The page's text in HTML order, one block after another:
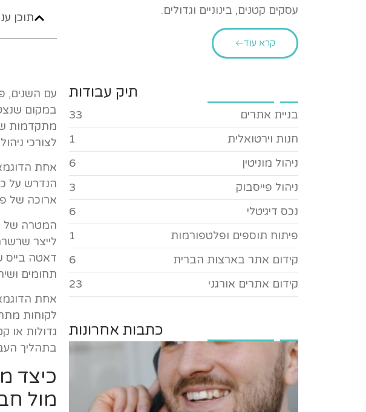
תוכן
עם השנים,
במקום
מתקדמות
לצורכי
הנדרש על
ארוכה של
המטרה של
לייצר
תחומים
אחת
לקוחות
בתהליך
מול
עסקים קטנים, בינוניים וגדולים.
קרא עוד
תיק עבודות
בניית אתרים
33
חנות וירטואלית
1
ניהול מוניטין
6
ניהול פייסבוק
3
נכס דיגיטלי
6
פיתוח תוספים ופלטפורמות
1
קידום אתר בארצות הברית
6
קידום אתרים אורגני
23
כתבות אחרונות